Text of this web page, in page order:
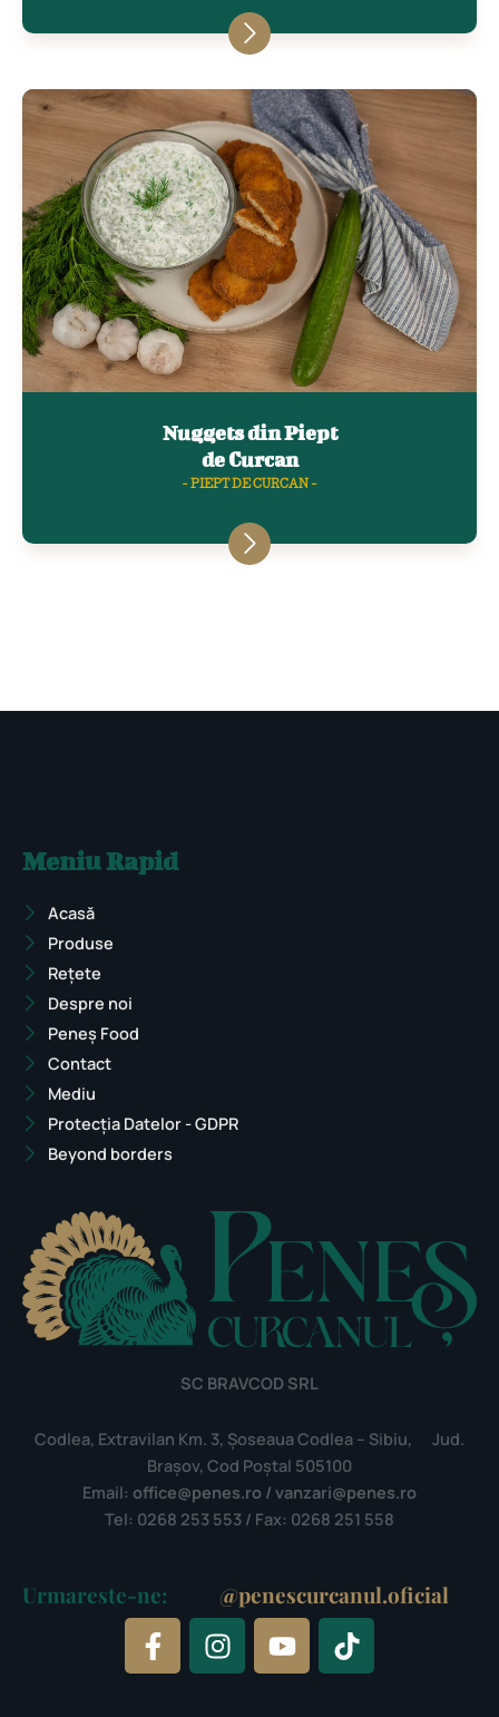
Nuggets din Piept
de Curcan
- PIEPT DE CURCAN -
Meniu Rapid
Acasă
Produse
Rețete
Despre noi
Peneș Food
Contact
Mediu
Protecția Datelor - GDPR
Beyond borders
SC BRAVCOD SRL
Codlea, Extravilan Km. 3, Șoseaua Codlea – Sibiu, Jud.
Brașov, Cod Poștal 505100
Email: office@penes.ro / vanzari@penes.ro
Tel: 0268 253 553 / Fax: 0268 251 558
Urmareste-ne: @penescurcanul.oficial
F
a
c
I
n
s
Y
o
u
T
i
k